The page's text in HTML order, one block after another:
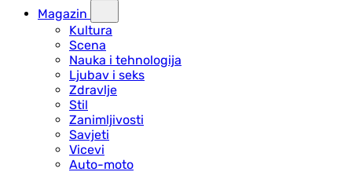
Magazin
Kultura
Scena
Nauka i tehnologija
Ljubav i seks
Zdravlje
Stil
Zanimljivosti
Savjeti
Vicevi
Auto-moto